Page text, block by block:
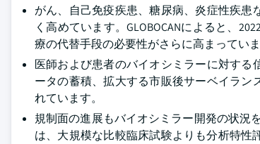
がん、自己免疫疾患、糖尿病、炎症性疾
く高めています。GLOBOCANによると、
療の代替手段の必要性がさらに高まっていま
医師および患者のバイオシミラーに対す
ータの蓄積、拡大する市販後サーベイラ
れています。
規制面の進展もバイオシミラー開発の状況
は、大規模な比較臨床試験よりも分析特性